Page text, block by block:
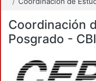
Coordinación
Posgrado - CBI